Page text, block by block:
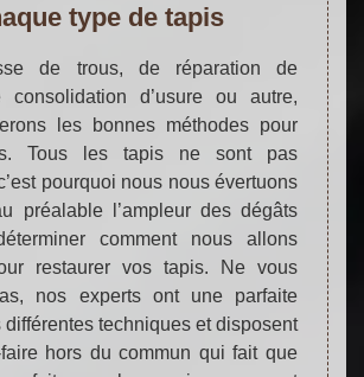
type de tapis
de trous, de réparation de
consolidation d’usure ou autre,
les bonnes méthodes pour
Tous les tapis ne sont pas
pourquoi nous nous évertuons
préalable l’ampleur des dégâts
comment nous allons
restaurer vos tapis. Ne vous
nos experts ont une parfaite
différentes techniques et disposent
faire hors du commun qui fait que